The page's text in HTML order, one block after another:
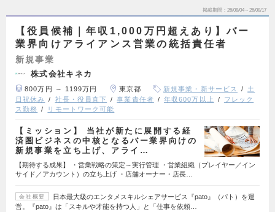
掲載期間 26/08/04～26/08/17
【役員候補｜年収1,000万円超えあり】バー
業界向けアライアンス営業の統括責任者
新規事業
株式会社キネカ
800万円 ～ 1199万円 東京都 新規事業・新サービス
土
日祝休み
社長・役員直下 事業責任者 年収600万以上
フレック
ス勤務
リモートワーク可能
【ミッション】 当社が新たに展開する経
済圏ビジネスの中核となるバー業界向けの
新規事業を立ち上げ、アライ…
【期待する成果】 ・営業戦略の策定～実行管理 ・営業組織（プレイヤー／イン
サイド／アカウント）の立ち上げ ・店舗オーナー・店長…
会社概要
日本最大級のエンタメスキルシェアサービス『pato』（パト）を運
営。『pato』は「スキルや才能を持つ人」と「仕事を依頼…